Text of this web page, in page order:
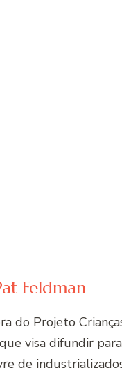
Feldman
do Projeto
visa difundir
de